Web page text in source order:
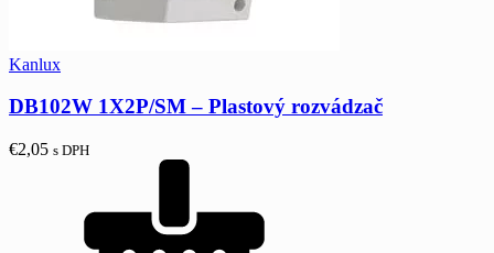
Kanlux
DB102W 1X2P/SM – Plastový rozvádzač
€2,05 s DPH